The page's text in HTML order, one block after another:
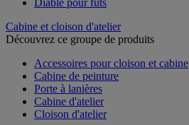
Cabine et cloison d'atelier
Découvrez ce groupe de produits
Accessoires pour cloison et cabine
Cabine de peinture
Porte à lanières
Cabine d'atelier
Cloison d'atelier